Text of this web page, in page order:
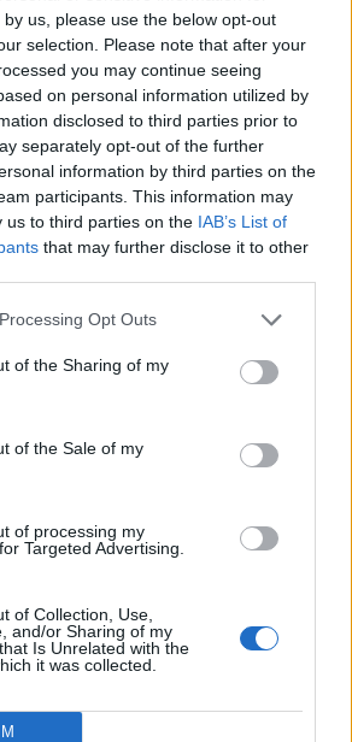
us, please use the below opt-out
selection. Please note that after your
you may continue seeing
on personal information utilized by
disclosed to third parties prior to
separately opt-out of the further
information by third parties on the
participants. This information may
us to third parties on the IAB’s List of
that may further disclose it to other
Opt Outs
of the Sharing of my
of the Sale of my
of processing my
Targeted Advertising.
of Collection, Use,
and/or Sharing of my
Is Unrelated with the
it was collected.
Yogurt
ihrem Namen treu und sind
Gespiegelt in der Realität
Und das Beste ist, man kann eine
Ob frische Beeren, Kit
– das kleine Wunder kennt keine
„Vom Gelato zum Vegelato“
superleckere vegane Glacés. Die
und Bio kann auch nur gesund sein,
Der Gang zur Vegelateria lohnt